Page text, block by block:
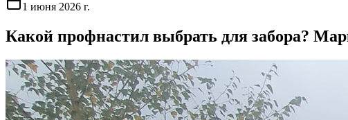
1 июня 2026 г.
Какой профнастил выбрать для забора?